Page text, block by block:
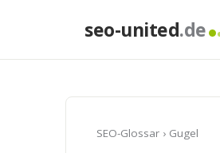
seo-united.de
SEO-Glossar › Gugel